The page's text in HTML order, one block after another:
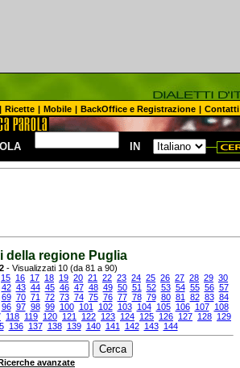
| Ricette | Mobile | BackOffice e Registrazione | Contatti
IN
della regione Puglia
- Visualizzati 10 (da 81 a 90)
15 16 17 18 19 20 21 22 23 24 25 26 27 28 29 30
42 43 44 45 46 47 48 49 50 51 52 53 54 55 56 57
69 70 71 72 73 74 75 76 77 78 79 80 81 82 83 84
96 97 98 99 100 101 102 103 104 105 106 107
108
118 119 120 121 122 123 124 125 126 127 128 129
136 137 138 139 140 141 142 143 144
avanzate